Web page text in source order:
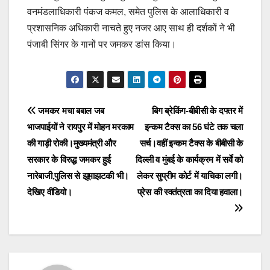
वनमंडलाधिकारी पंकज कमल, समेत पुलिस के आलाधिकारी व
प्रशासनिक अधिकारी नाचते हुए नजर आए साथ ही दर्शकों ने भी
पंजाबी सिंगर के गानों पर जमकर डांस किया।
Post
navigation
बिग ब्रेकिंग-बीबीसी के दफ्तर में
इन्कम टैक्स का 56 घंटे तक चला
सर्च।वहीं इन्कम टैक्स के बीबीसी के
दिल्ली व मुंबई के कार्यक्रम में सर्वे को
लेकर सुप्रीम कोर्ट में याचिका लगी।
प्रेस की स्वतंत्रता का दिया हवाला।
जमकर मचा बबाल जब
भाजपाईयों ने रायपुर में मोहन मरकाम
की गाड़ी रोकी।मुख्यमंत्री और
सरकार के विरुद्ध जमकर हुई
नारेबाजी,पुलिस से झूमाझटकी भी।
देखिए वीडियो।